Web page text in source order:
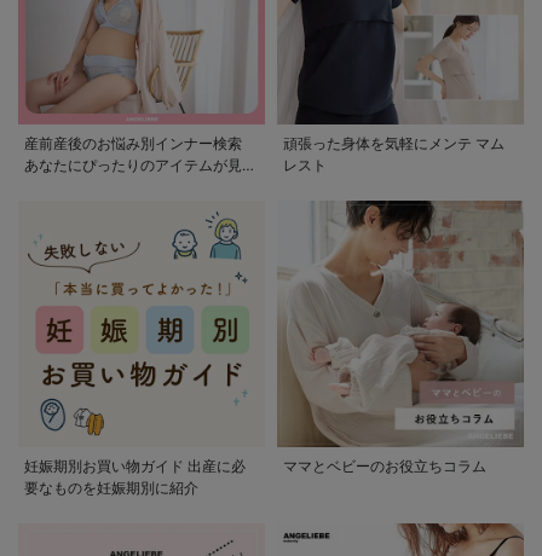
産前産後のお悩み別インナー検索
あなたにぴったりのアイテムが見つ
頑張った身体を気軽にメンテ マム
レスト
妊娠期別お買い物ガイド 出産に必
要なものを妊娠期別に紹介
ママとベビーのお役立ちコラム